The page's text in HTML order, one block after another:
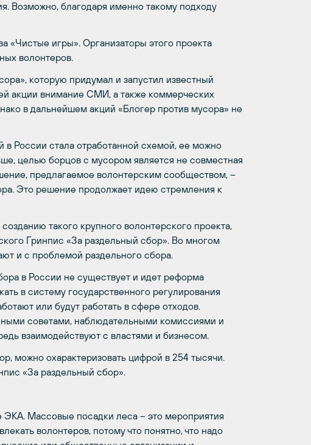
Возможно, благодаря именно такому подходу
«Чистые игры». Организаторы этого проекта
волонтеров.
которую придумал и запустил известный
акции внимание СМИ, а также коммерческих
в дальнейшем акций «Блогер против мусора» не
России стала отработанной схемой, ее можно
целью борцов с мусором является не совместная
предлагаемое волонтерским сообществом, –
Это решение продолжает идею стремления к
такого крупного волонтерского проекта,
Гринпис «За раздельный сбор». Во многом
и с проблемой раздельного сбора.
в России не существует и идет реформа
в систему государственного регулирования
или будут работать в сфере отходов.
советами, наблюдательными комиссиями и
взаимодействуют с властями и бизнесом.
можно охарактеризовать цифрой в 254 тысячи.
«За раздельный сбор».
Массовые посадки леса – это мероприятия
волонтеров, потому что понятно, что надо